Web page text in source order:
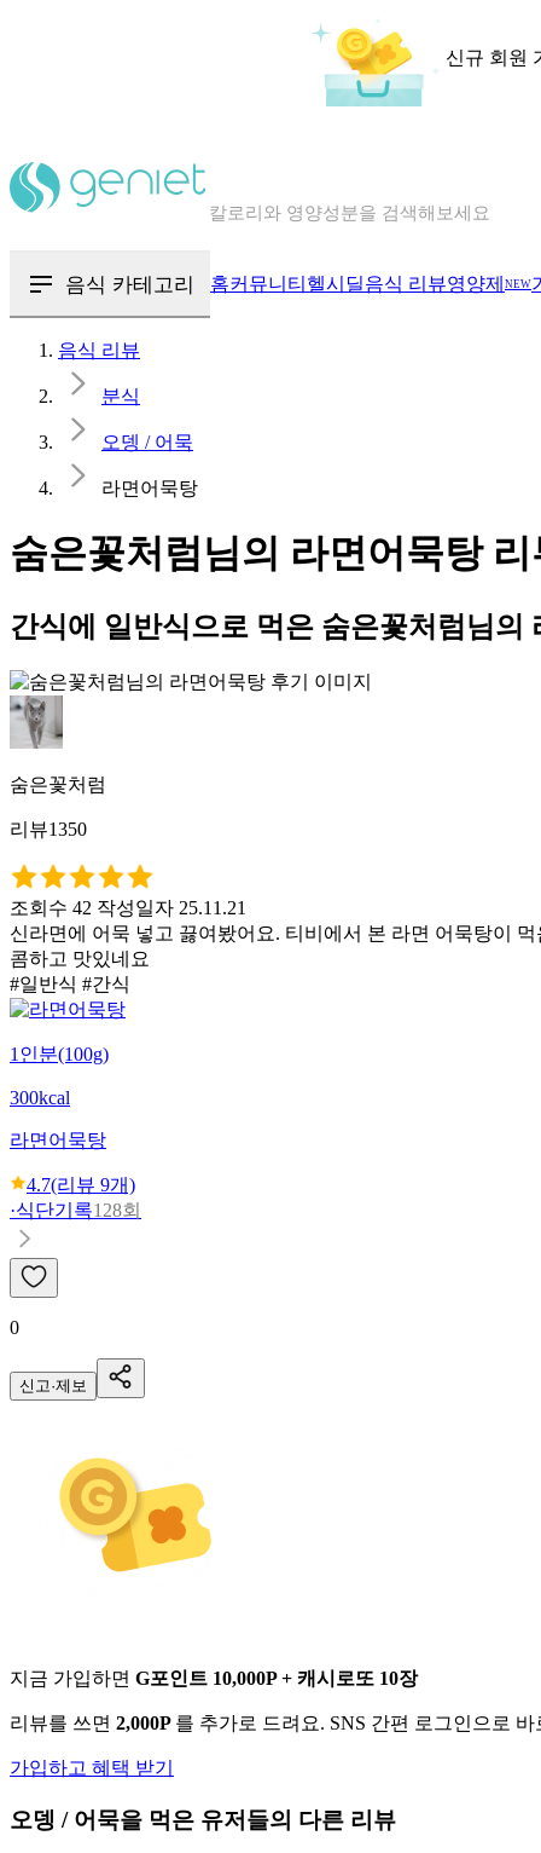
신규 회원
혈당 · 다이어트 음식 검색해보세요
음식 카테고리 홈커뮤니티 헬시딜음식 리뷰영양제 NEW
음식 리뷰
분식
오뎅 / 어묵
라면어묵탕
숨은꽃처럼님의 라면어묵탕 리
간식에 일반식으로 먹은 숨은꽃처럼님의
숨은꽃처럼
리뷰1350
조회수 42 작성일자 25.11.21
신라면에 어묵 넣고 끓여봤어요. 티비에서 본 라면 어묵탕이
콤하고 맛있네요
#일반식 #간식
1인분(100g)
300kcal
라면어묵탕
4.7(리뷰 9개)
·식단기록128회
0
신고·제보
지금 가입하면 G포인트 10,000P + 캐시로또 10장
리뷰를 쓰면 2,000P 를 추가로 드려요. SNS 간편 로그인으로
가입하고 혜택 받기
오뎅 / 어묵을 먹은 유저들의 다른 리뷰